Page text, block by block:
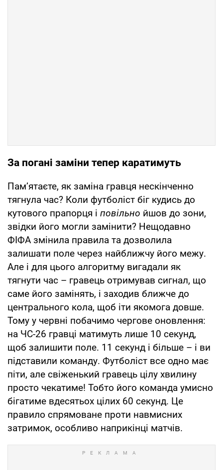
За погані заміни тепер каратимуть
Пам’ятаєте, як заміна гравця нескінченно
тягнула час? Коли футболіст біг кудись до
кутового прапорця і повільно йшов до зони,
звідки його могли замінити? Нещодавно
ФІФА змінила правила та дозволила
залишати поле через найближчу його межу.
Але і для цього алгоритму вигадали як
тягнути час – гравець отримував сигнал, що
саме його замінять, і заходив ближче до
центрального кола, щоб іти якомога довше.
Тому у червні побачимо чергове оновлення:
на ЧС-26 гравці матимуть лише 10 секунд,
щоб залишити поле. 11 секунд і більше – і ви
підставили команду. Футболіст все одно має
піти, але свіженький гравець цілу хвилину
просто чекатиме! Тобто його команда умисно
бігатиме вдесятьох цілих 60 секунд. Це
правило спрямоване проти навмисних
затримок, особливо наприкінці матчів.